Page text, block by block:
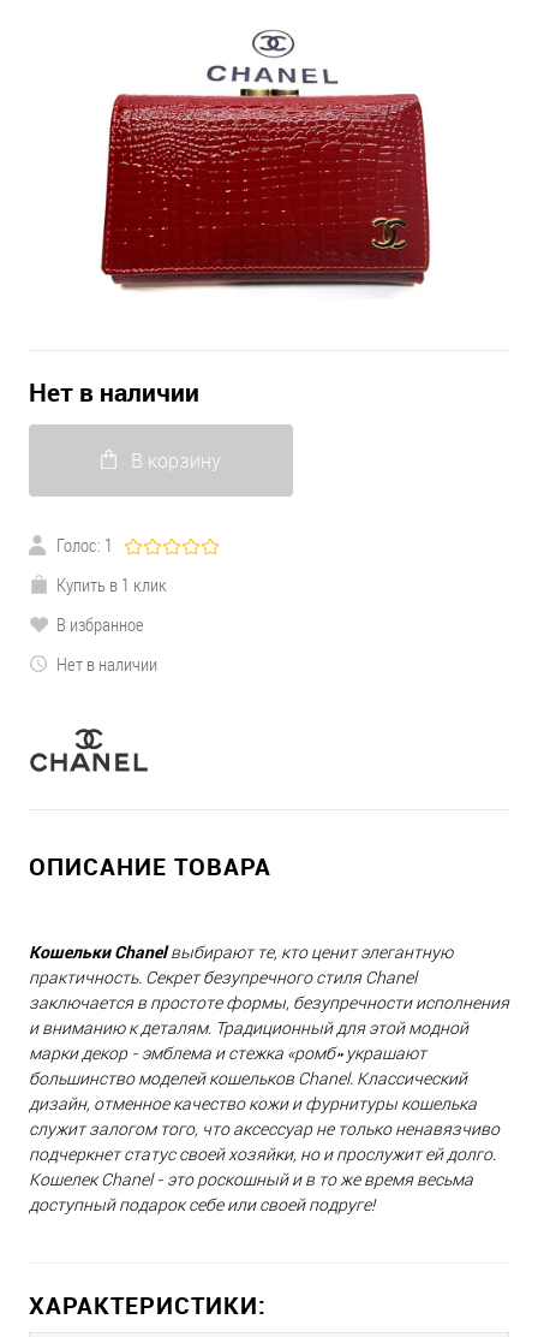
Нет в наличии
В корзину
Голос: 1
Купить в 1 клик
В избранное
Нет в наличии
ОПИСАНИЕ ТОВАРА
Кошельки Chanelвыбирают те, кто ценит элегантную
практичность. Секрет безупречного стиля Chanel
заключается в простоте формы, безупречности исполнения
и вниманию к деталям. Традиционный для этой модной
марки декор - эмблема и стежка «ромб» украшают
большинство моделей кошельков Chanel. Классический
дизайн, отменное качество кожи и фурнитуры кошелька
служит залогом того, что аксессуар не только ненавязчиво
подчеркнет статус своей хозяйки, но и прослужит ей долго.
Кошелек Chanel - это роскошный и в то же время весьма
доступный подарок себе или своей подруге!
ХАРАКТЕРИСТИКИ: